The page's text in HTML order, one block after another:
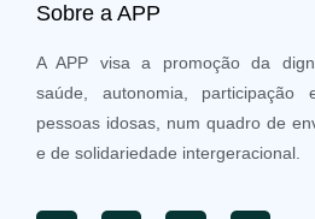
Sobre a APP
A APP visa a promoção da
saúde, autonomia, participação
pessoas idosas, num quadro de
e de solidariedade intergeracional.